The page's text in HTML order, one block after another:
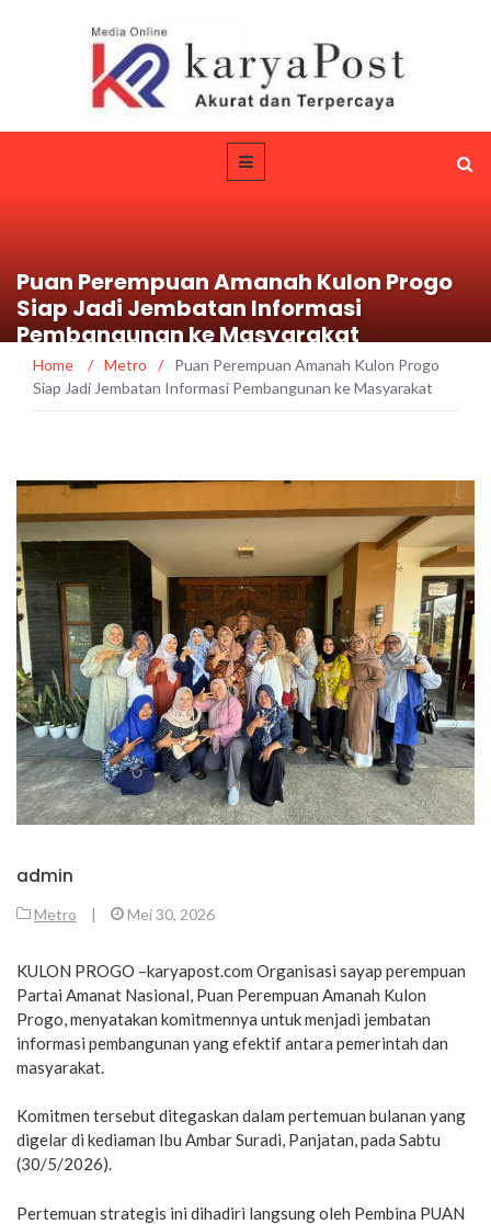
Puan Perempuan Amanah Kulon Progo
Siap Jadi Jembatan Informasi
Pembangunan ke Masyarakat
Home / Metro /
Puan Perempuan Amanah Kulon Progo
Siap Jadi Jembatan Informasi Pembangunan ke Masyarakat
admin
Metro | Mei 30, 2026
KULON PROGO –karyapost.com Organisasi sayap perempuan
Partai Amanat Nasional, Puan Perempuan Amanah Kulon
Progo, menyatakan komitmennya untuk menjadi jembatan
informasi pembangunan yang efektif antara pemerintah dan
masyarakat.
Komitmen tersebut ditegaskan dalam pertemuan bulanan yang
digelar di kediaman Ibu Ambar Suradi, Panjatan, pada Sabtu
(30/5/2026).
Pertemuan strategis ini dihadiri langsung oleh Pembina PUAN